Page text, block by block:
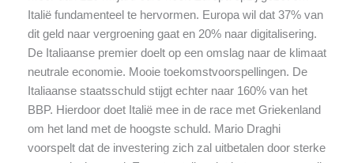
Italië fundamenteel te hervormen. Europa wil dat 37% van
dit geld naar vergroening gaat en 20% naar digitalisering.
De Italiaanse premier doelt op een omslag naar de klimaat
neutrale economie. Mooie toekomstvoorspellingen. De
Italiaanse staatsschuld stijgt echter naar 160% van het
BBP. Hierdoor doet Italië mee in de race met Griekenland
om het land met de hoogste schuld. Mario Draghi
voorspelt dat de investering zich zal uitbetalen door sterke